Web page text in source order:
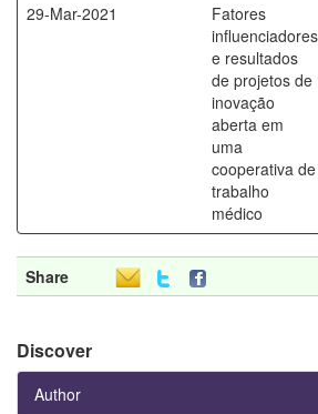
29-Mar-2021
Fatores
influenciadores
e resultados
de projetos de
inovação
aberta em
uma
cooperativa de
trabalho
médico
Share
Discover
Author